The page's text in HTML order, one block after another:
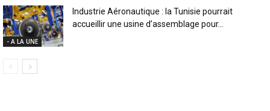
- A LA UNE
Industrie Aéronautique : la Tunisie pourrait
accueillir une usine d’assemblage pour...